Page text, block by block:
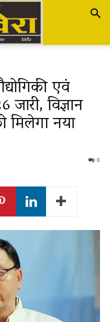
एवं
विज्ञान
मिलेगा नया
0